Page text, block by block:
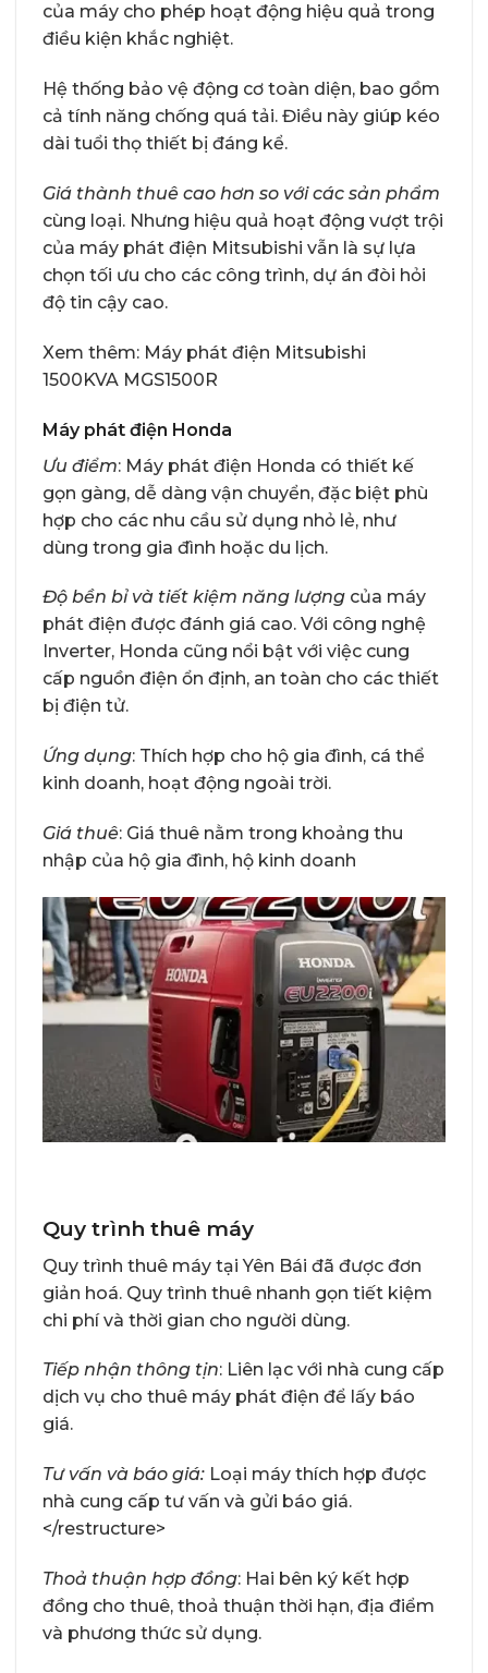
của máy cho phép hoạt động hiệu quả trong
điều kiện khắc nghiệt.
Hệ thống bảo vệ động cơ toàn diện, bao gồm
cả tính năng chống quá tải. Điều này giúp kéo
dài tuổi thọ thiết bị đáng kể.
Giá thành thuê cao hơn so với các sản phẩm
cùng loại. Nhưng hiệu quả hoạt động vượt trội
của máy phát điện Mitsubishi vẫn là sự lựa
chọn tối ưu cho các công trình, dự án đòi hỏi
độ tin cậy cao.
Xem thêm: Máy phát điện Mitsubishi
1500KVA MGS1500R
Máy phát điện Honda
Ưu điểm: Máy phát điện Honda có thiết kế
gọn gàng, dễ dàng vận chuyển, đặc biệt phù
hợp cho các nhu cầu sử dụng nhỏ lẻ, như
dùng trong gia đình hoặc du lịch.
Độ bền bỉ và tiết kiệm năng lượng của máy
phát điện được đánh giá cao. Với công nghệ
Inverter, Honda cũng nổi bật với việc cung
cấp nguồn điện ổn định, an toàn cho các thiết
bị điện tử.
Ứng dụng: Thích hợp cho hộ gia đình, cá thể
kinh doanh, hoạt động ngoài trời.
Giá thuê: Giá thuê nằm trong khoảng thu
nhập của hộ gia đình, hộ kinh doanh
Quy trình thuê máy
Quy trình thuê máy tại Yên Bái đã được đơn
giản hoá. Quy trình thuê nhanh gọn tiết kiệm
chi phí và thời gian cho người dùng.
Tiếp nhận thông tịn: Liên lạc với nhà cung cấp
dịch vụ cho thuê máy phát điện để lấy báo
giá.
Tư vấn và báo giá: Loại máy thích hợp được
nhà cung cấp tư vấn và gửi báo giá.
</restructure>
Thoả thuận hợp đồng: Hai bên ký kết hợp
đồng cho thuê, thoả thuận thời hạn, địa điểm
và phương thức sử dụng.